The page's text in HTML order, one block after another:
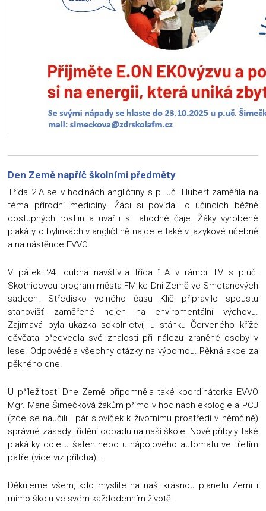
Den Země napříč školními předměty
Třída 2.A se v hodinách angličtiny s p. uč. Hubert zaměřila na
téma přírodní medicíny. Žáci si povídali o účincích běžně
dostupných rostlin a uvařili si lahodné čaje. Žáky vyrobené
plakáty o bylinkách v angličtině najdete také v jazykové učebně
a na nástěnce EVVO.
V pátek 24. dubna navštívila třída 1.A v rámci TV s p.uč.
Skotnicovou program města FM ke Dni Země ve Smetanových
sadech. Středisko volného času Klíč připravilo spoustu
stanovišť zaměřené nejen na enviromentální výchovu.
Zajímavá byla ukázka sokolnictví, u stánku Červeného kříže
děvčata předvedla své znalosti při nálezu zraněné osoby v
lese. Odpověděla všechny otázky na výbornou. Pěkná akce za
pěkného dne.
U příležitosti Dne Země připomněla také koordinátorka EVVO
Mgr. Marie Šimečková žákům přímo v hodinách ekologie a PCJ
(zde se naučili i pár slovíček k životnímu prostředí v němčině)
správné zásady třídění odpadu na naší škole. Nově přibyly také
plakátky dole u šaten nebo u nápojového automatu ve třetím
patře (více viz příloha)…
Děkujeme všem, kdo myslíte na naši krásnou planetu Zemi i
mimo školu ve svém každodenním životě!